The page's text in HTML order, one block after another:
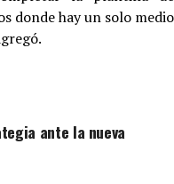
donde hay un solo medio
ante la nueva